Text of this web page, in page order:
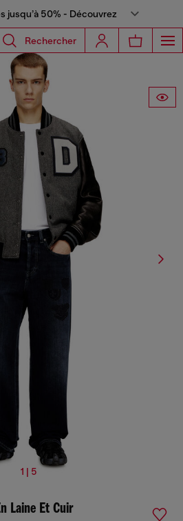
jusqu’à 50% - Découvrez
Rechercher
1 | 5
Laine Et Cuir